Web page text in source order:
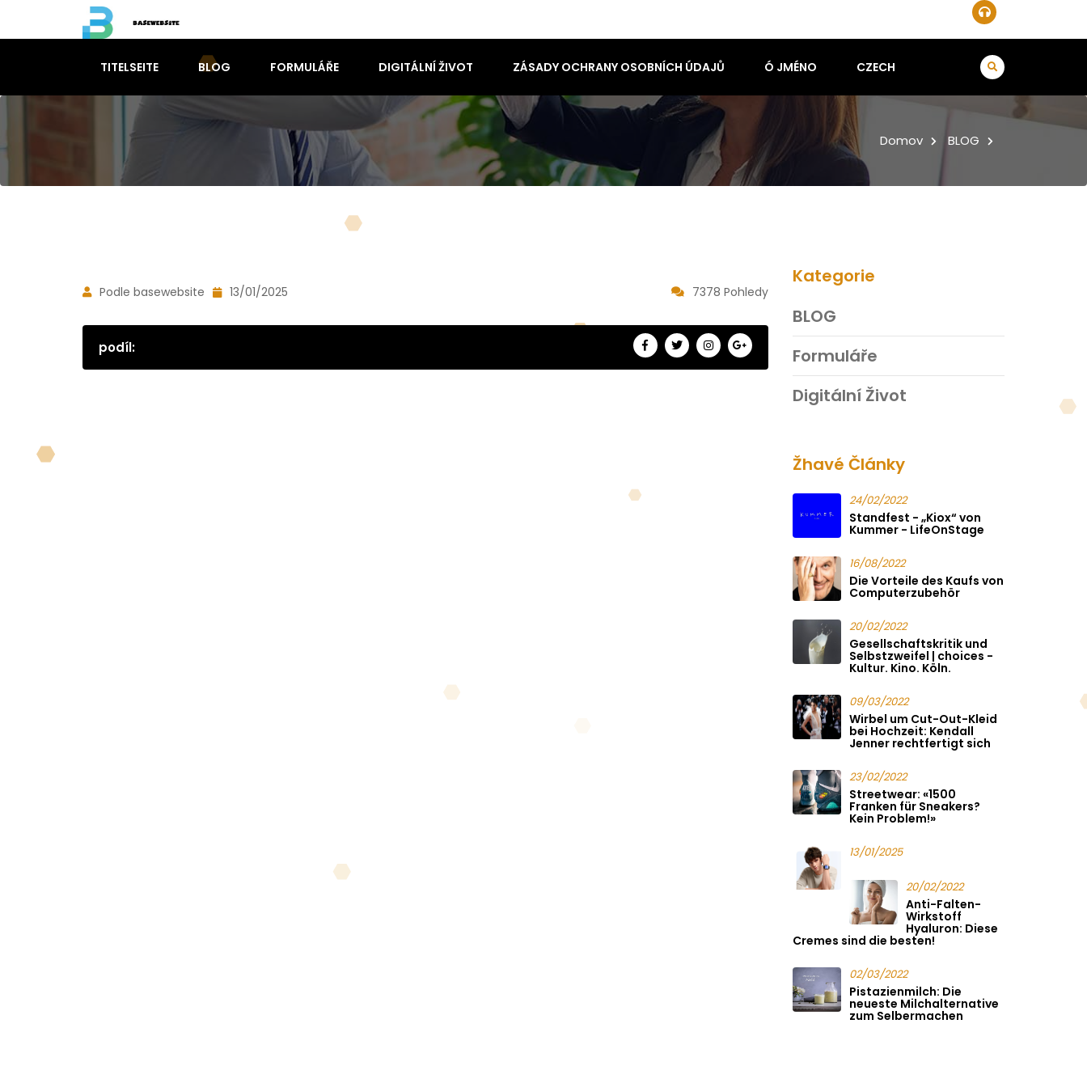
TITELSEITE BLOG FORMULÁŘE DIGITÁLNÍ ŽIVOT ZÁSADY OCHRANY OSOBNÍCH ÚDAJŮ Ó JMÉNO CZECH
Domov BLOG
Podle basewebsite 13/01/2025 7378 Pohledy
podíl:
Kategorie
BLOG
Formuláře
Digitální Život
Žhavé Články
24/02/2022
Standfest - „Kiox“ von
Kummer - LifeOnStage
16/08/2022
Die Vorteile des Kaufs von
Computerzubehör
20/02/2022
Gesellschaftskritik und
Selbstzweifel | choices -
Kultur. Kino. Köln.
09/03/2022
Wirbel um Cut-Out-Kleid
bei Hochzeit: Kendall
Jenner rechtfertigt sich
23/02/2022
Streetwear: «1500
Franken für Sneakers?
Kein Problem!»
13/01/2025
20/02/2022
Anti-Falten-
Wirkstoff
Hyaluron: Diese
Cremes sind die besten!
02/03/2022
Pistazienmilch: Die
neueste Milchalternative
zum Selbermachen